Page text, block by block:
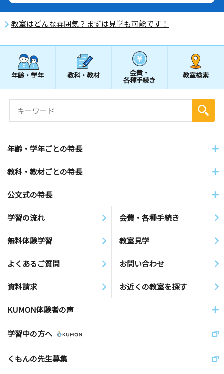
教室はどんな雰囲気？まずは見学も可能です！
年齢・学年 教科・教材 会費・
各種手続き
教室検索
年齢・学年ごとの特長
教科・教材ごとの特長
公文式の特長
学習の流れ 会費・各種手続き
無料体験学習 教室見学
よくあるご質問 お問い合わせ
資料請求 お近くの教室を探す
KUMON体験者の声
学習中の方へ
くもんの先生募集